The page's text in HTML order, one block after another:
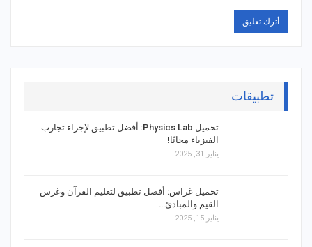
تطبيقات
تحميل Physics Lab: أفضل تطبيق لإجراء تجارب
الفيزياء مجانًا!
يناير 31, 2025
تحميل غراس: أفضل تطبيق لتعليم القرآن وغرس
القيم والمبادئ…
يناير 15, 2025